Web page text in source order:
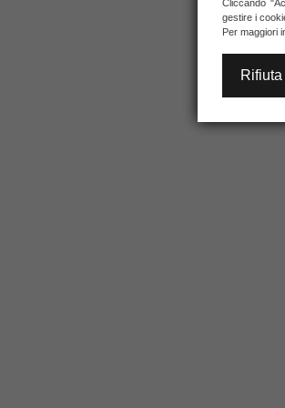
Cliccando
gestire i
Per maggiori
Rifiuta